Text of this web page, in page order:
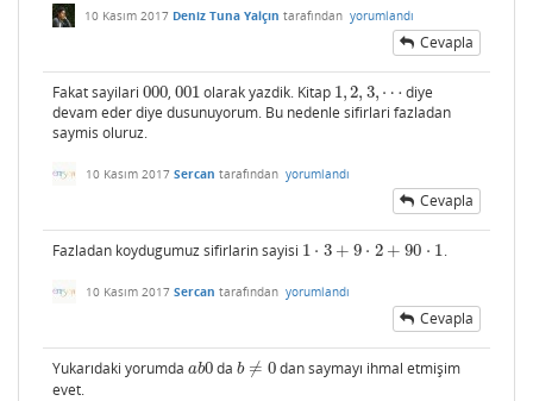
10 Kasım 2017 Deniz Tuna Yalçın tarafından yorumlandı
Cevapla
Fakat sayilari 000
000, 001
001olarak yazdik. Kitap 1, 2, 3, ⋯
1,2,3 ,⋯
diye
devam eder diye dusunuyorum. Bu nedenle sifirlari fazladan
saymis oluruz.
10 Kasım 2017 Sercan tarafından yorumlandı
Cevapla
Fazladan koydugumuz sifirlarin sayisi 1 ⋅ 3 + 9 ⋅ 2 + 90 ⋅ 1
1 3 + 9⋅2 + 90⋅ 1 .
10 Kasım 2017 Sercan tarafından yorumlandı
Cevapla
Yukarıdaki yorumda ab0
ab0da b ≠ 0
b ≠0
dan saymayı ihmal etmişim
evet.